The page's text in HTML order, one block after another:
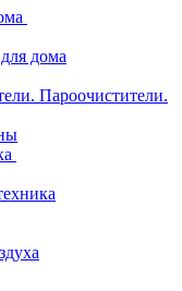
дома
Пароочистители.